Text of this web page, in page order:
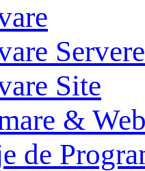
Servere
Site
&